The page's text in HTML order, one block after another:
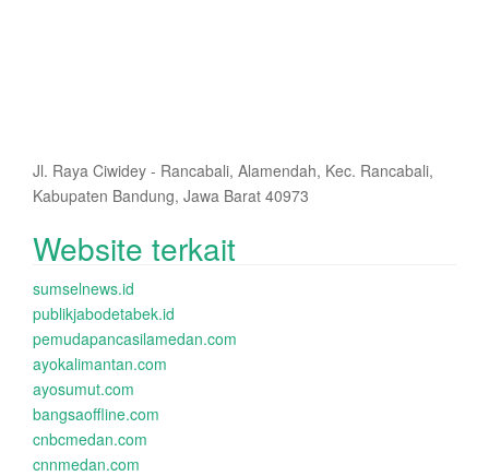
Jl. Raya Ciwidey - Rancabali, Alamendah, Kec. Rancabali,
Kabupaten Bandung, Jawa Barat 40973
Website terkait
sumselnews.id
publikjabodetabek.id
pemudapancasilamedan.com
ayokalimantan.com
ayosumut.com
bangsaoffline.com
cnbcmedan.com
cnnmedan.com